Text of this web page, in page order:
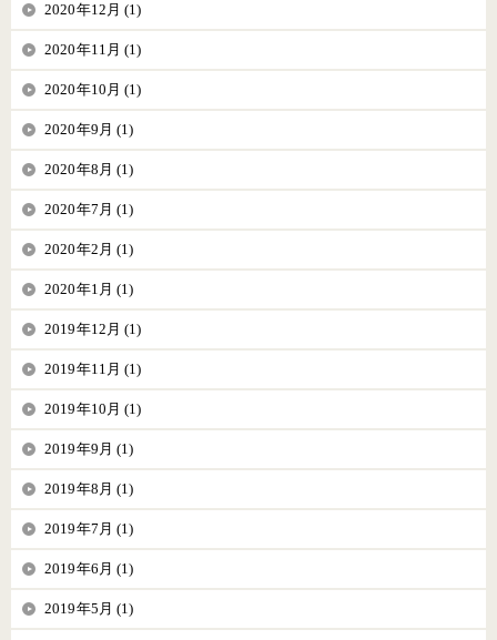
2020年12月 (1)
2020年11月 (1)
2020年10月 (1)
2020年9月 (1)
2020年8月 (1)
2020年7月 (1)
2020年2月 (1)
2020年1月 (1)
2019年12月 (1)
2019年11月 (1)
2019年10月 (1)
2019年9月 (1)
2019年8月 (1)
2019年7月 (1)
2019年6月 (1)
2019年5月 (1)